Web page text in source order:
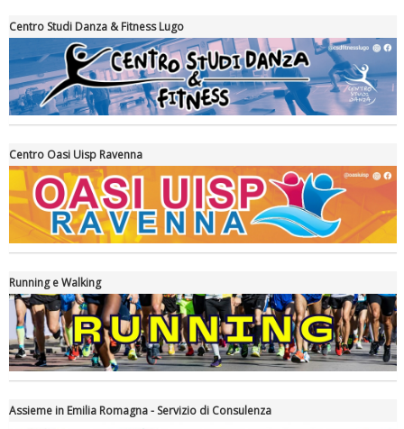
La formazione Uisp rallenta ma prosegue anche in estate
Centro Studi Danza & Fitness Lugo
Centro Oasi Uisp Ravenna
Running e Walking
Assieme in Emilia Romagna - Servizio di Consulenza